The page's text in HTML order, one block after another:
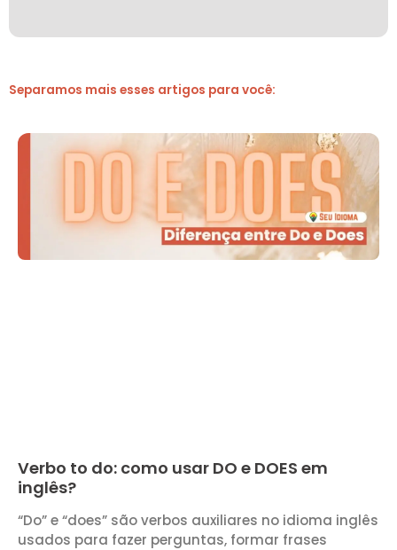
Separamos mais esses artigos para você:
Verbo to do: como usar DO e DOES em
inglês?
“Do” e “does” são verbos auxiliares no idioma inglês
usados para fazer perguntas, formar frases